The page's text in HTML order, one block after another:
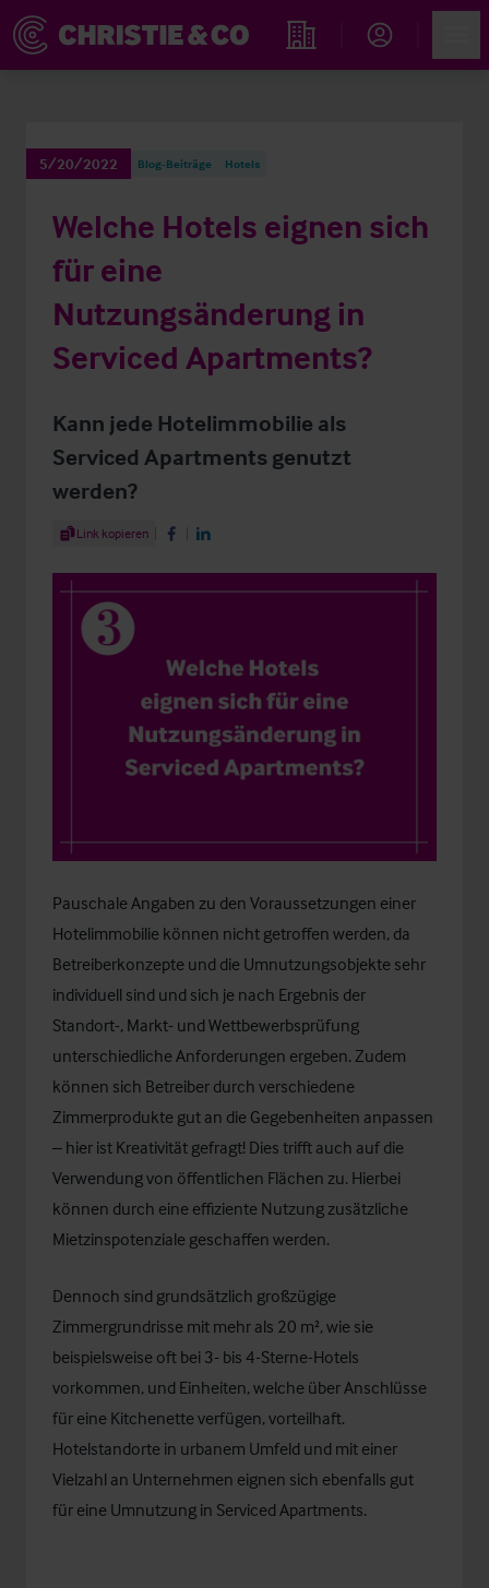
Immobiliensuche
5/20/2022 Blog-Beiträge Hotels
Welche Hotels eignen sich
für eine
Nutzungsänderung in
Serviced Apartments?
Kann jede Hotelimmobilie als
Serviced Apartments genutzt
werden?
Share Article
Link kopieren Share on Facebook
Share on LinkedIn
Pauschale Angaben zu den Voraussetzungen einer
Hotelimmobilie können nicht getroffen werden, da
Betreiberkonzepte und die Umnutzungsobjekte sehr
individuell sind und sich je nach Ergebnis der
Standort-, Markt- und Wettbewerbsprüfung
unterschiedliche Anforderungen ergeben. Zudem
können sich Betreiber durch verschiedene
Zimmerprodukte gut an die Gegebenheiten anpassen
– hier ist Kreativität gefragt! Dies trifft auch auf die
Verwendung von öffentlichen Flächen zu. Hierbei
können durch eine effiziente Nutzung zusätzliche
Mietzinspotenziale geschaffen werden.
Dennoch sind grundsätzlich großzügige
Zimmergrundrisse mit mehr als 20 m², wie sie
beispielsweise oft bei 3- bis 4-Sterne-Hotels
vorkommen, und Einheiten, welche über Anschlüsse
für eine Kitchenette verfügen, vorteilhaft.
Hotelstandorte in urbanem Umfeld und mit einer
Vielzahl an Unternehmen eignen sich ebenfalls gut
für eine Umnutzung in Serviced Apartments.